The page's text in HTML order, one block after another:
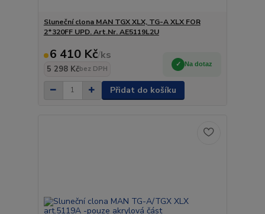
Sluneční clona MAN TGX XLX, TG-A XLX FOR
2*320FF UPD. Art.Nr. AE5119L2U
6 410 Kč/ks
5 298 Kčbez DPH
Na dotaz
Přidat do košíku